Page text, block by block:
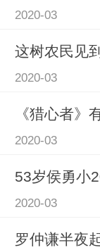
2020-03
这树农民见
2020-03
《猎心者》
2020-03
53岁侯勇小
2020-03
罗仲谦半夜